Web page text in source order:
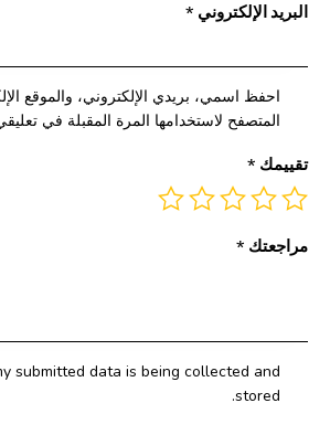
البريد الإلكتروني *
احفظ اسمي، بريدي الإلكتروني، والموقع
المتصفح لاستخدامها المرة المقبلة في
تقييمك *
مراجعتك *
submitted data is being collected and
stored.